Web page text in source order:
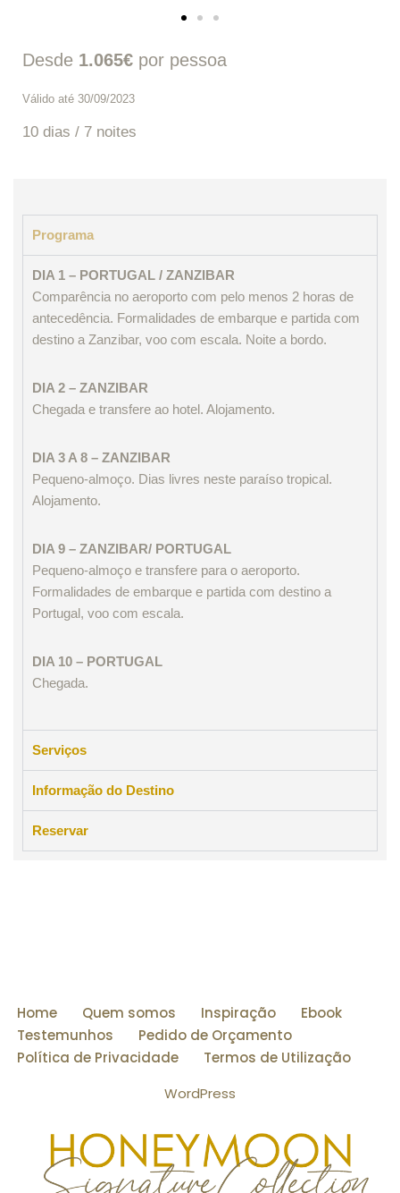
Desde 1.065€ por pessoa
Válido até 30/09/2023
10 dias / 7 noites
Programa
DIA 1 – PORTUGAL / ZANZIBAR
Comparência no aeroporto com pelo menos 2 horas de
antecedência. Formalidades de embarque e partida com
destino a Zanzibar, voo com escala. Noite a bordo.
DIA 2 – ZANZIBAR
Chegada e transfere ao hotel. Alojamento.
DIA 3 A 8 – ZANZIBAR
Pequeno-almoço. Dias livres neste paraíso tropical.
Alojamento.
DIA 9 – ZANZIBAR/ PORTUGAL
Pequeno-almoço e transfere para o aeroporto.
Formalidades de embarque e partida com destino a
Portugal, voo com escala.
DIA 10 – PORTUGAL
Chegada.
Serviços
Informação do Destino
Reservar
Home Quem somos Inspiração
Ebook
Testemunhos
Pedido de Orçamento
Política de Privacidade
Termos de Utilização
WordPress